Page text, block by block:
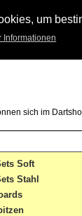
um
Informationen
sich im
Soft
Stahl